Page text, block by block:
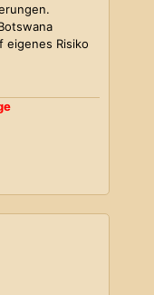
eigenes Risiko